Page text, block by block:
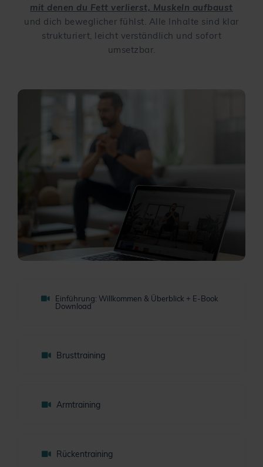
mit denen du Fett verlierst, Muskeln aufbaust
und dich beweglicher fühlst. Alle Inhalte sind klar
strukturiert, leicht verständlich und sofort
umsetzbar.
Einführung: Willkommen & Überblick + E-Book
Download
Brusttraining
Armtraining
Rückentraining